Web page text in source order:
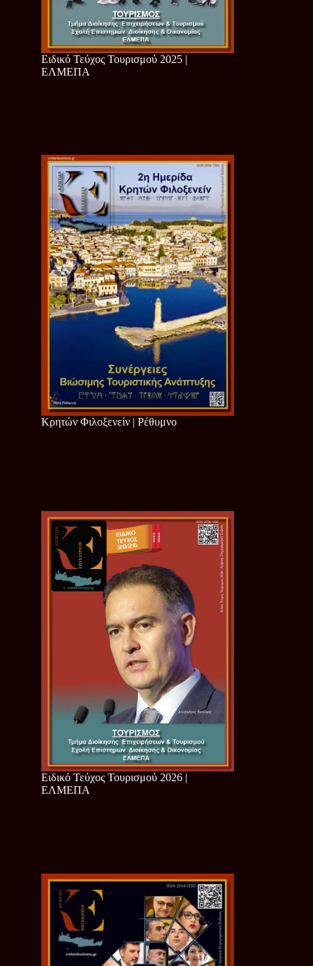
Ειδικό Τεύχος Τουρισμού 2025 |
ΕΛΜΕΠΑ
Κρητών Φιλοξενείν | Ρέθυμνο
Ειδικό Τεύχος Τουρισμού 2026 |
ΕΛΜΕΠΑ